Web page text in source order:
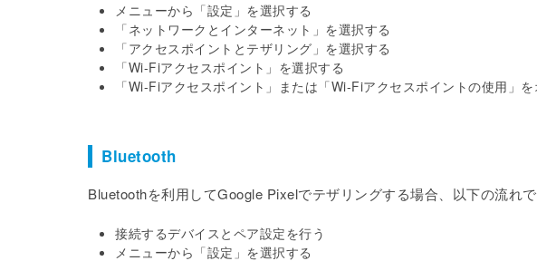
メニューから「設定」を選択する
「ネットワークとインターネット」を選択する
「アクセスポイントとテザリング」を選択する
「Wi-Fiアクセスポイント」を選択する
「Wi-Fiアクセスポイント」または「Wi-Fiアクセスポイントの使用」
Bluetooth
Bluetoothを利用してGoogle Pixelでテザリングする場合、以下の流れで
接続するデバイスとペア設定を行う
メニューから「設定」を選択する